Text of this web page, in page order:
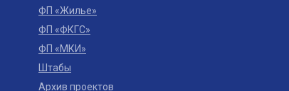
ФП «ФКГС»
ФП «Жилье»
ФП «МКИ»
Архив проектов
Штабы